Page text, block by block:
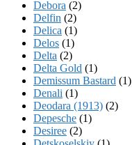
Debora (2)
Delfin (2)
Delica (1)
Delos (1)
Delta (2)
Delta Gold (1)
Demissum Bastard (1)
Denali (1)
Deodara (1913) (2)
Depesche (1)
Desiree (2)